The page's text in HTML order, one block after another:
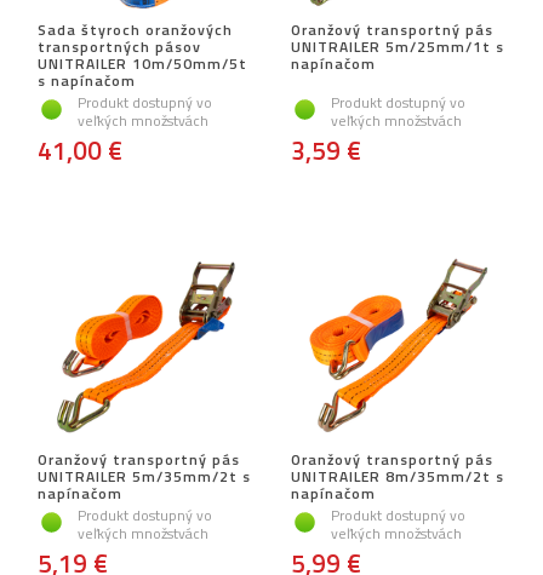
Sada štyroch oranžových
transportných pásov
UNITRAILER 10m/50mm/5t
s napínačom
Produkt dostupný vo
veľkých množstvách
41,00 €
Oranžový transportný pás
UNITRAILER 5m/25mm/1t s
napínačom
Produkt dostupný vo
veľkých množstvách
3,59 €
Oranžový transportný pás
UNITRAILER 5m/35mm/2t s
napínačom
Produkt dostupný vo
veľkých množstvách
5,19 €
Oranžový transportný pás
UNITRAILER 8m/35mm/2t s
napínačom
Produkt dostupný vo
veľkých množstvách
5,99 €